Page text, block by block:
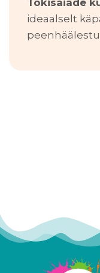
Tokisaiade
ideaalselt